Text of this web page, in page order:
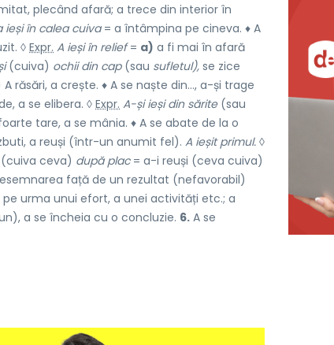
plecând afară; a trece din interior în
ieși în calea cuiva= a întâmpina pe cineva. ♦ A
◊Expr. A ieși în relief= a) a fi mai în afară
(cuiva) ochii din cap(sau sufletul), se zice
a crește. ♦ A se naște din..., a-și trage
a se elibera. ◊ Expr. A-și ieși din sărite(sau
tare, a se mânia. ♦ A se abate de la o
a reuși (într-un anumit fel). A ieșit primul. ◊
ceva) după plac= a-i reuși (ceva cuiva)
față de un rezultat (nefavorabil)
pe urma unui efort, a unei activități etc.; a
a se încheia cu o concluzie. 6. A se